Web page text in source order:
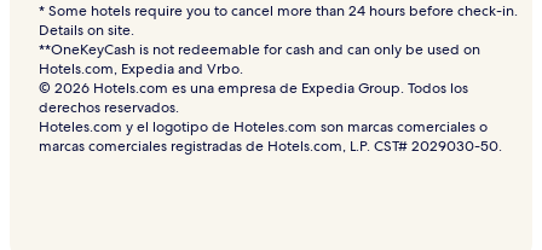
* Some hotels require you to cancel more than 24 hours before check-in.
Details on site.
**OneKeyCash is not redeemable for cash and can only be used on
Hotels.com, Expedia and Vrbo.
© 2026 Hotels.com es una empresa de Expedia Group. Todos los
derechos reservados.
Hoteles.com y el logotipo de Hoteles.com son marcas comerciales o
marcas comerciales registradas de Hotels.com, L.P. CST# 2029030-50.